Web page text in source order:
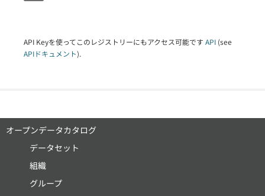
API Keyを使ってこのレジストリーにもアクセス可能です API (see
APIドキュメント).
オープンデータカタログ
データセット
組織
グループ